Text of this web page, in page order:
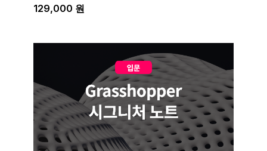
129,000 원